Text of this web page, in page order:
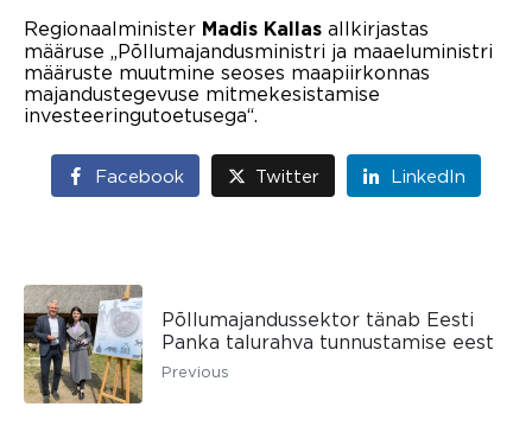
Regionaalminister Madis Kallas allkirjastas
määruse „Põllumajandusministri ja maaeluministri
määruste muutmine seoses maapiirkonnas
majandustegevuse mitmekesistamise
investeeringutoetusega“.
Facebook Twitter LinkedIn
Põllumajandussektor tänab Eesti
Panka talurahva tunnustamise eest
Previous